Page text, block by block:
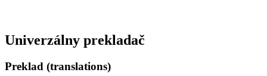
Univerzálny prekladač
Preklad (translations)